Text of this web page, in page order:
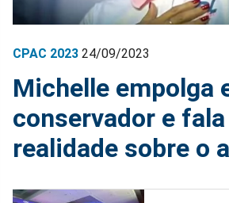
CPAC 2023 24/09/2023
Michelle empolga
conservador e fala
realidade sobre o